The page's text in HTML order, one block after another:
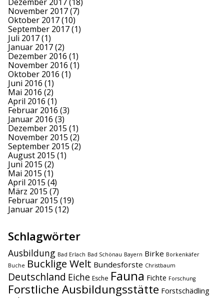
November 2017(7)
Oktober 2017(10)
September 2017(1)
Juli 2017(1)
Januar 2017(2)
Dezember 2016 (1)
November 2016 (1)
Oktober 2016 (1)
Juni 2016 (1)
Mai 2016 (2)
April 2016 (1)
Februar 2016 (3)
Januar 2016 (3)
Dezember 2015 (1)
November 2015 (2)
September 2015 (2)
August 2015 (1)
Juni 2015 (2)
Mai 2015 (1)
April 2015 (4)
März 2015 (7)
Februar 2015 (19)
Januar 2015 (12)
Schlagwörter
Ausbildung Bad Erlach Bad Schönau Bayern Birke Borkenkäfer
Buche Bucklige Welt Bundesforste Christbaum
Deutschland Eiche Esche Fauna Fichte Forschung
Forstliche Ausbildungsstätte Forstschädling